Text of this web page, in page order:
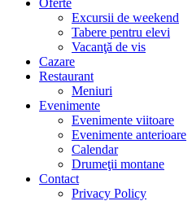
Oferte
Excursii de weekend
Tabere pentru elevi
Vacanţă de vis
Cazare
Restaurant
Meniuri
Evenimente
Evenimente viitoare
Evenimente anterioare
Calendar
Drumeţii montane
Contact
Privacy Policy